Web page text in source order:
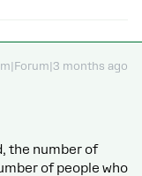
months ago
the number of
of people who